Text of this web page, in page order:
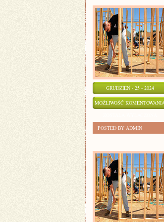
GRUDZIEŃ - 25 - 2024
MOŻLIWOŚĆ
POSTED BY ADMIN